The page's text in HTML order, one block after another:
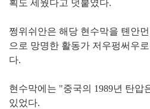
획도 세웠다고 덧붙였다.
쩡위쉬안은 해당 현수막을 톈안
으로 망명한 활동가 저우펑써우
다.
현수막에는 "중국의 1989년 탄압
있었다.